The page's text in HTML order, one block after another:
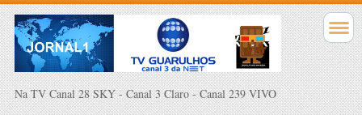
Na TV Canal 28 SKY - Canal 3 Claro - Canal 239 VIVO